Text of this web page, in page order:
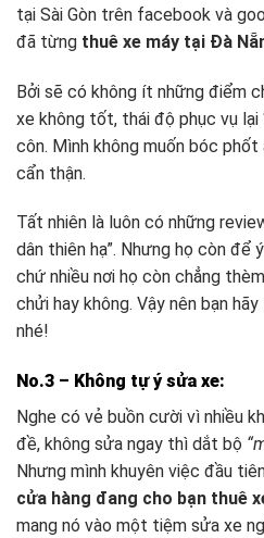
tại Sài Gòn trên facebook và
đã từng thuê xe máy tại Đà
Bởi sẽ có không ít những điểm
xe không tốt, thái độ phục vụ lại
côn. Mình không muốn bóc
cẩn thận.
Tất nhiên là luôn có những
dân thiên hạ”. Nhưng họ còn để
chứ nhiều nơi họ còn chẳng
chửi hay không. Vậy nên bạn
nhé!
No.3 – Không tự ý sửa xe:
Nghe có vẻ buồn cười vì nhiều
đề, không sửa ngay thì dắt bộ
Nhưng mình khuyên việc đầu
cửa hàng đang cho bạn thuê
mang nó vào một tiệm sửa xe